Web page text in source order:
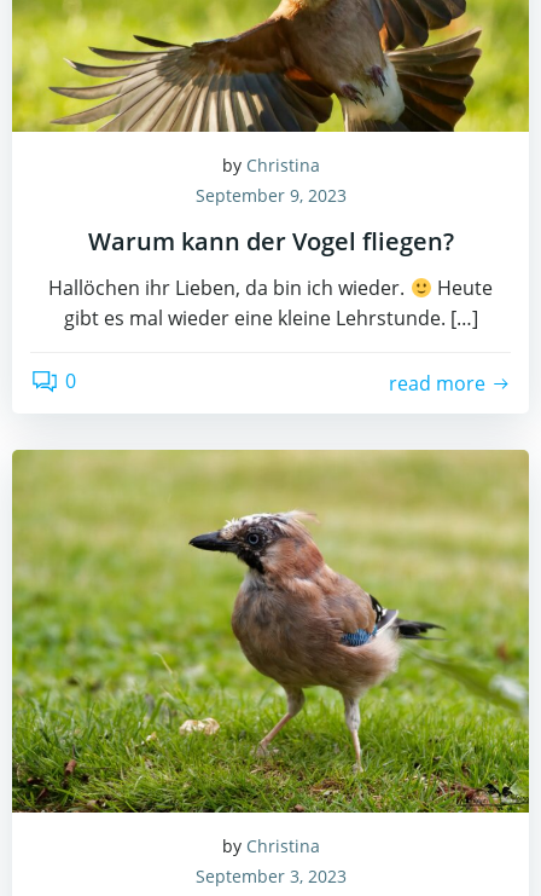
by Christina
September 9, 2023
Warum kann der Vogel fliegen?
Hallöchen ihr Lieben, da bin ich wieder.
Heute
gibt es mal wieder eine kleine Lehrstunde. […]
0 read more
by Christina
September 3, 2023